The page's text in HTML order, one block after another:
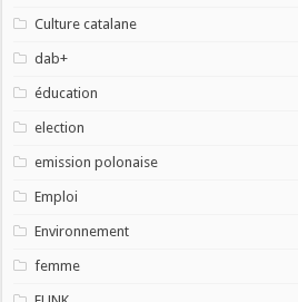
Culture catalane
dab+
éducation
election
emission polonaise
Emploi
Environnement
femme